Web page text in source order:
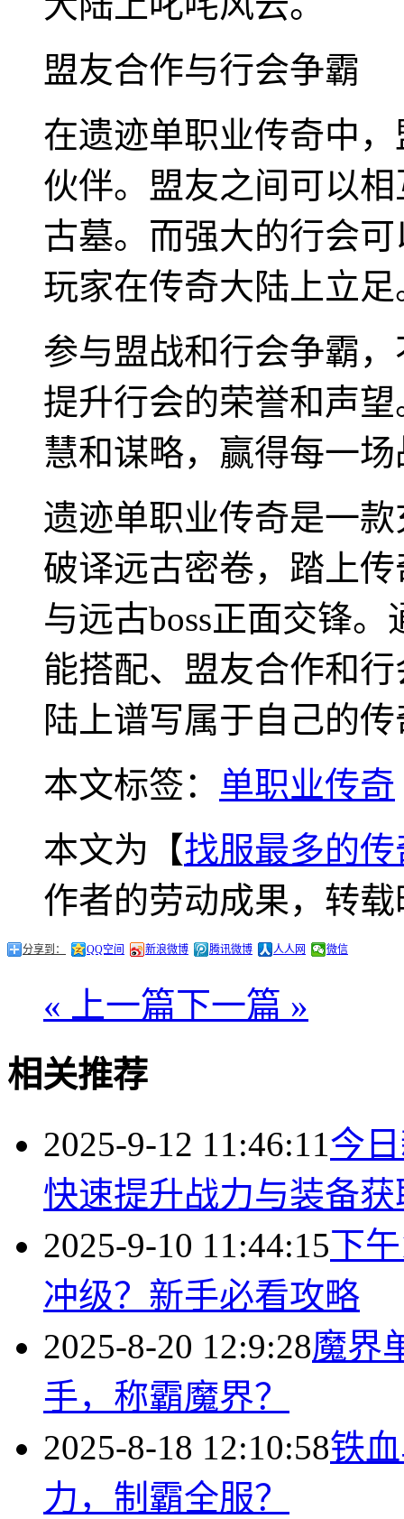
盟友合作与行会争霸
在遗迹单职业传奇中
伙伴。盟友之间可以
古墓。而强大的行会
玩家在传奇大陆上立足
参与盟战和行会争霸
提升行会的荣誉和声
慧和谋略，赢得每一
遗迹单职业传奇是一
破译远古密卷，踏上
与远古boss正面交锋
能搭配、盟友合作和
陆上谱写属于自己的
本文标签： 单职业传奇
本文为【找服最多的
作者的劳动成果，转
分享到： QQ空间 新浪微博 腾讯微博 人人网 微信
« 上一篇下一篇 »
相关推荐
2025-9-12 11:46:11今
快速提升战力与装备
2025-9-10 11:44:15下
冲级？新手必看攻略
2025-8-20 12:9:28魔界
手，称霸魔界？
2025-8-18 12:10:58铁
力，制霸全服？